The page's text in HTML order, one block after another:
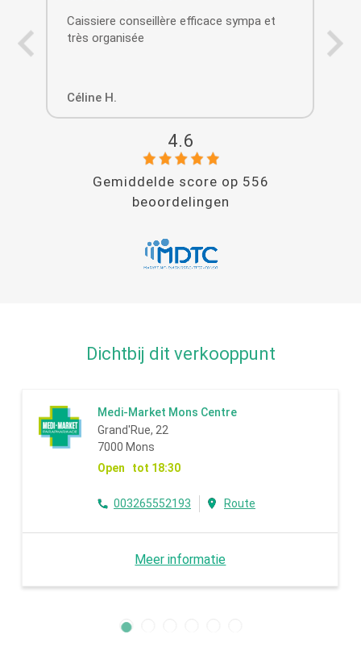
Caissiere conseillère efficace sympa et
très organisée
Céline H.
4.6
Gemiddelde score op 556
beoordelingen
Dichtbij dit verkooppunt
Medi-Market Mons Centre
Grand'Rue, 22
7000 Mons
Open tot 18:30
003265552193 Route
Meer informatie